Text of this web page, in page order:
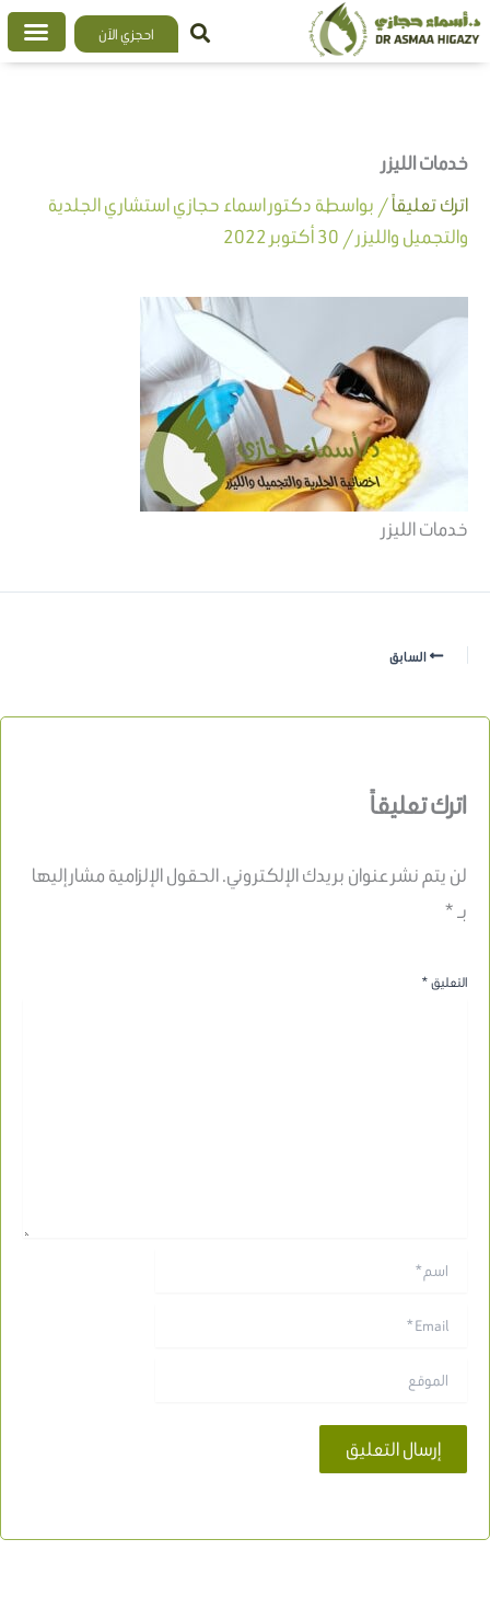
تخطي
إلى
احجزي الآن
خدمات الليزر
اترك تعليقاً/ بواسطة دكتور اسماء حجازي استشاري الجلدية
والتجميل والليزر/ 30 أكتوبر 2022
خدمات الليزر
السابق
اترك تعليقاً
لن يتم نشر عنوان بريدك الإلكتروني.الحقول الإلزامية مشار إليها
بـ*
التعليق*